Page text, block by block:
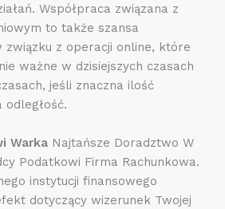
Współpraca związana z
to także szansa
z operacji online, które
ważne w dzisiejszych czasach
jeśli znaczna ilość
odległość.
Warka Najtańsze Doradztwo W
Podatkowi Firma Rachunkowa.
instytucji finansowego
dotyczący wizerunek Twojej